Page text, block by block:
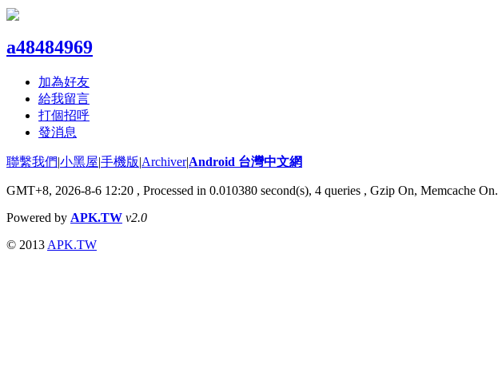
a48484969
加為好友
給我留言
打個招呼
發消息
聯繫我們|小黑屋|手機版|Archiver|Android 台灣中文網
GMT+8, 2026-8-6 12:20 , Processed in 0.010380 second(s), 4 queries , Gzip On, Memcache On.
Powered by APK.TW v2.0
© 2013 APK.TW